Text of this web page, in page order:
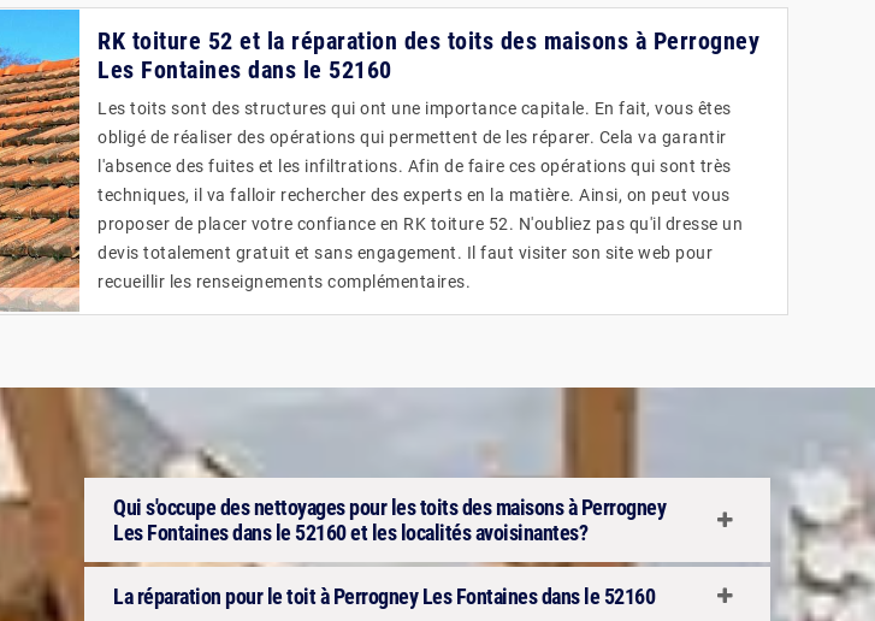
RK toiture 52 et la réparation des toits des maisons à Perrogney
Les Fontaines dans le 52160
Les toits sont des structures qui ont une importance capitale. En fait, vous êtes
obligé de réaliser des opérations qui permettent de les réparer. Cela va garantir
l'absence des fuites et les infiltrations. Afin de faire ces opérations qui sont très
techniques, il va falloir rechercher des experts en la matière. Ainsi, on peut vous
proposer de placer votre confiance en RK toiture 52. N'oubliez pas qu'il dresse un
devis totalement gratuit et sans engagement. Il faut visiter son site web pour
recueillir les renseignements complémentaires.
Qui s'occupe des nettoyages pour les toits des maisons à Perrogney
Les Fontaines dans le 52160 et les localités avoisinantes?
La réparation pour le toit à Perrogney Les Fontaines dans le 52160